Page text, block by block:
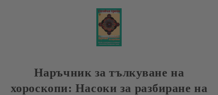
Наръчник за тълкуване на
хороскопи: Насоки за разбиране на